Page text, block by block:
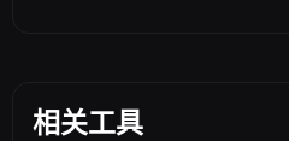
相关工具